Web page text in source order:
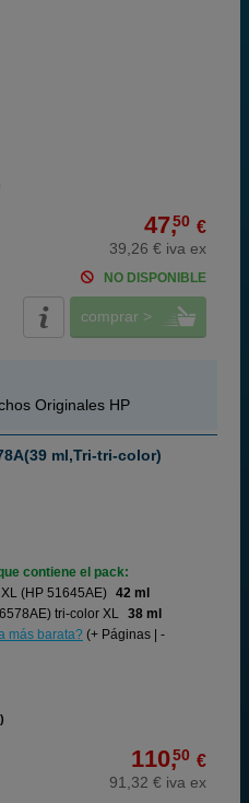
47,50 €
39,26 € iva ex
NO DISPONIBLE
comprar >
Originales HP
ml,Tri-tri-color)
contiene el pack:
(HP 51645AE) 42 ml
tri-color XL 38 ml
más barata? (+ Páginas | -
110,50 €
91,32 € iva ex